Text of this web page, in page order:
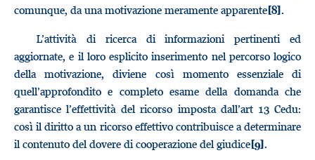
comunque, da una motivazione meramente apparente[8].
L’attività di ricerca di informazioni pertinenti ed
aggiornate, e il loro esplicito inserimento nel percorso logico
della motivazione, diviene così momento essenziale di
quell’approfondito e completo esame della domanda che
garantisce l’effettività del ricorso imposta dall’art 13 Cedu:
così il diritto a un ricorso effettivo contribuisce a determinare
il contenuto del dovere di cooperazione del giudice[9].